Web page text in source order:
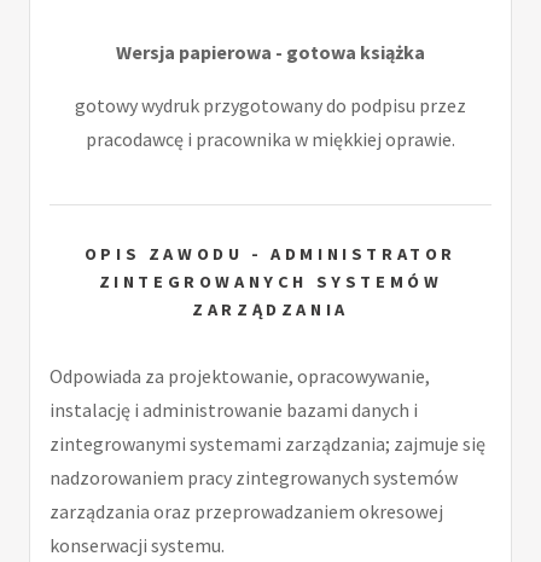
Wersja papierowa - gotowa książka
gotowy wydruk przygotowany do podpisu przez
pracodawcę i pracownika w miękkiej oprawie.
OPIS ZAWODU - ADMINISTRATOR
ZINTEGROWANYCH SYSTEMÓW
ZARZĄDZANIA
Odpowiada za projektowanie, opracowywanie,
instalację i administrowanie bazami danych i
zintegrowanymi systemami zarządzania; zajmuje się
nadzorowaniem pracy zintegrowanych systemów
zarządzania oraz przeprowadzaniem okresowej
konserwacji systemu.